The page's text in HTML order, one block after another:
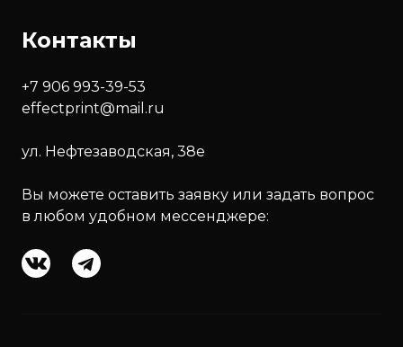
Контакты
+7 906 993-39-53
effectprint@mail.ru
ул. Нефтезаводская, 38е
Вы можете оставить заявку или задать вопрос
в любом удобном мессенджере: